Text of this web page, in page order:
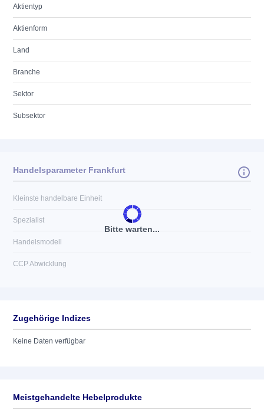
Aktientyp
Aktienform
Land
Branche
Sektor
Subsektor
Bitte warten...
Handelsparameter Frankfurt
Kleinste handelbare Einheit
Spezialist
Handelsmodell
CCP Abwicklung
Zugehörige Indizes
Keine Daten verfügbar
Meistgehandelte Hebelprodukte